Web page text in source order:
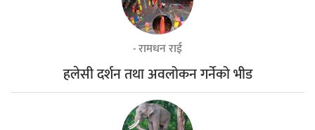
- रामधन राई
हलेसी दर्शन तथा अवलोकन गर्नेको भीड